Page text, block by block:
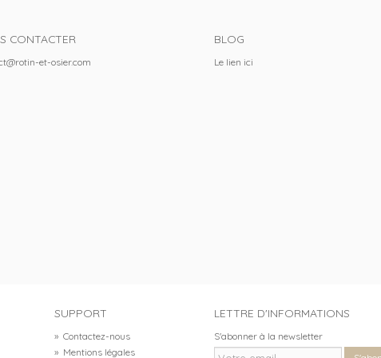
CONTACTER
et-osier.com
BLOG
Le lien ici
SUPPORT
» Contactez-nous
» Mentions légales
LETTRE D'INFORMATIONS
S'abonner à la newsletter